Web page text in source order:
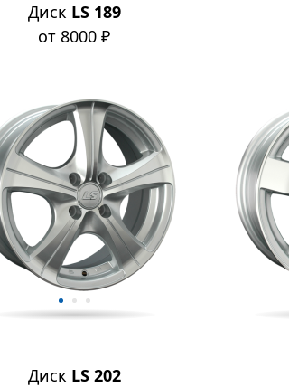
Диск LS 189
от 8000 ₽
Диск LS 202